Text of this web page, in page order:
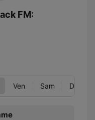
FM:
Ven Sam Dim